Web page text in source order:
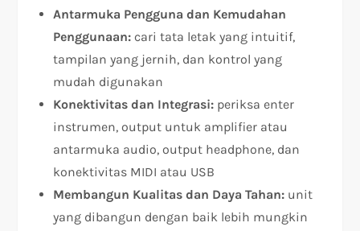
Antarmuka Pengguna dan Kemudahan
Penggunaan: cari tata letak yang intuitif,
tampilan yang jernih, dan kontrol yang
mudah digunakan
Konektivitas dan Integrasi: periksa enter
instrumen, output untuk amplifier atau
antarmuka audio, output headphone, dan
konektivitas MIDI atau USB
Membangun Kualitas dan Daya Tahan: unit
yang dibangun dengan baik lebih mungkin